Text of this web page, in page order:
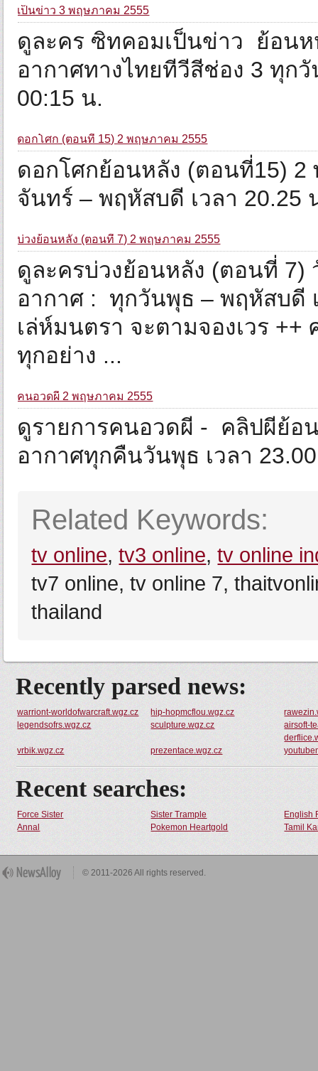
เป็นข่าว 3 พฤษภาคม 2555
ดูละคร ซิทคอมเป็นข่าว ย้อน
อากาศทางไทยทีวีสีช่อง 3 ทุก
00:15 น.
ดอกโศก (ตอนที่ 15) 2 พฤษภาคม 2555
ดอกโศกย้อนหลัง (ตอนที่15)
จันทร์ – พฤหัสบดี เวลา 20.25
บ่วงย้อนหลัง (ตอนที่ 7) 2 พฤษภาคม 2555
ดูละครบ่วงย้อนหลัง (ตอนที่ 7)
อากาศ : ทุกวันพุธ – พฤหัสบดี
เล่ห์มนตรา จะตามจองเวร
ทุกอย่าง ...
คนอวดผี 2 พฤษภาคม 2555
ดูรายการคนอวดผี - คลิปผีย้อ
อากาศทุกคืนวันพุธ เวลา
Related Keywords:
tv online,tv3 online,tv online
tv7 online, tv online 7,
thailand
Recently parsed news:
warriont-worldofwarcraft.wgz.cz hip-hopmcflou.wgz.cz
legendsofrs.wgz.cz
sculpture.wgz.cz
airsoft-
vrbik.wgz.cz
prezentace.wgz.cz
Recent searches:
Force Sister Sister Trample
English
Annal
Pokemon Heartgold Tamil
© 2011-2026 All rights reserved.